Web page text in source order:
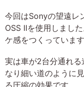
今回はSonyの望遠
OSS IIを使用しまし
ケ感をつくっています
実は車が2台分通れ
なり細い道のように
る圧縮の効果です。